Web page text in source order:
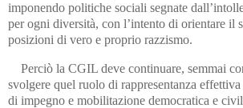
imponendo politiche sociali segnate
per ogni diversità, con l’intento di orientare il
posizioni di vero e proprio razzismo.
Perciò la CGIL deve continuare, semmai
svolgere quel ruolo di rappresentanza
di impegno e mobilitazione democratica e